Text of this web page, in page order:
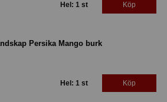
Hel: 1 st Köp
Persika Mango burk
Hel: 1 st Köp